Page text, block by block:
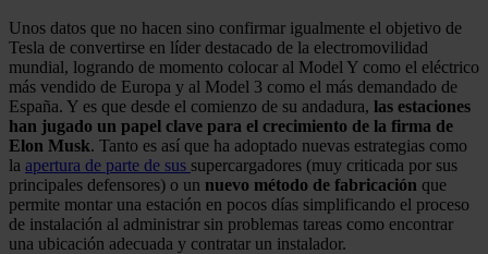
Unos datos que no hacen sino confirmar igualmente el objetivo de
Tesla de convertirse en líder destacado de la electromovilidad
mundial, logrando de momento colocar al Model Y como el eléctrico
más vendido de Europa y al Model 3 como el más demandado de
España. Y es que desde el comienzo de su andadura, las estaciones
han jugado un papel clave para el crecimiento de la firma de
Elon Musk. Tanto es así que ha adoptado nuevas estrategias como
la apertura de parte de sus supercargadores (muy criticada por sus
principales defensores) o un nuevo método de fabricación que
permite montar una estación en pocos días simplificando el proceso
de instalación al administrar sin problemas tareas como encontrar
una ubicación adecuada y contratar un instalador.